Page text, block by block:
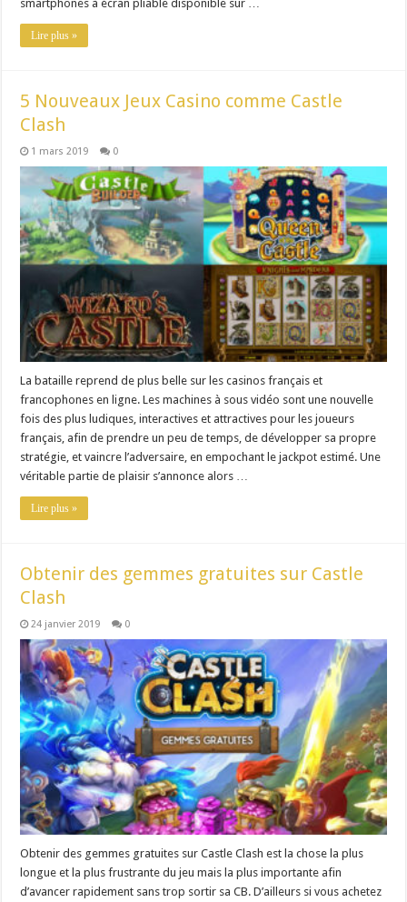
smartphones à écran pliable disponible sur …
Lire plus »
5 Nouveaux Jeux Casino comme Castle
Clash
1 mars 2019 0
La bataille reprend de plus belle sur les casinos français et
francophones en ligne. Les machines à sous vidéo sont une nouvelle
fois des plus ludiques, interactives et attractives pour les joueurs
français, afin de prendre un peu de temps, de développer sa propre
stratégie, et vaincre l’adversaire, en empochant le jackpot estimé. Une
véritable partie de plaisir s’annonce alors …
Lire plus »
Obtenir des gemmes gratuites sur Castle
Clash
24 janvier 2019 0
Obtenir des gemmes gratuites sur Castle Clash est la chose la plus
longue et la plus frustrante du jeu mais la plus importante afin
d’avancer rapidement sans trop sortir sa CB. D’ailleurs si vous achetez